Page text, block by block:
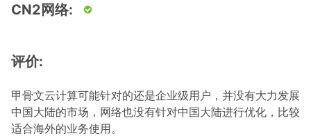
CN2网络:
评价:
甲骨文云计算可能针对的还是企业级用户，并没有大力发展
中国大陆的市场，网络也没有针对中国大陆进行优化，比较
适合海外的业务使用。